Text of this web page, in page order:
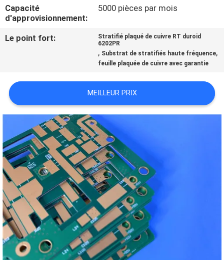
CONTRÔLE
DE
NOUS
CONTACTER
NOUVELLES
CAS
PLAN
DU
SITE
Capacité
d'approvisionnement:
5000 pièces par mois
Le point fort:
Stratifié plaqué de cuivre RT duroid
6202PR
, Substrat de stratifiés haute fréquence,
feuille plaquée de cuivre avec garantie
MEILLEUR PRIX